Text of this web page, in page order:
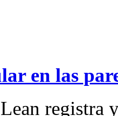
en las
registra